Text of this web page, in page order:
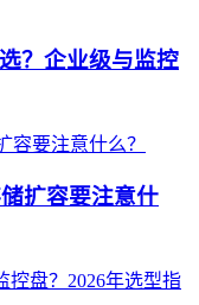
？企业级与监控
扩容要注意什